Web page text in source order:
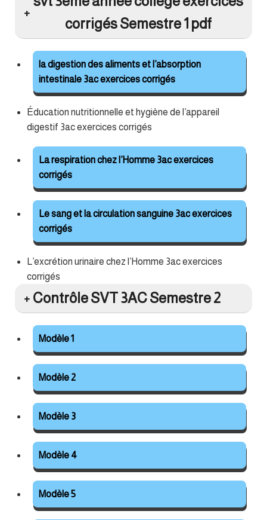
corrigés Semestre 1 pdf
la digestion des aliments et l’absorption
intestinale 3ac exercices corrigés
Éducation nutritionnelle et hygiène de l’appareil
digestif 3ac exercices corrigés
La respiration chez l’Homme 3ac exercices
corrigés
Le sang et la circulation sanguine 3ac exercices
corrigés
L’excrétion urinaire chez l’Homme 3ac exercices
corrigés
Contrôle SVT 3AC Semestre 2
Modèle 1
Modèle 2
Modèle 3
Modèle 4
Modèle 5